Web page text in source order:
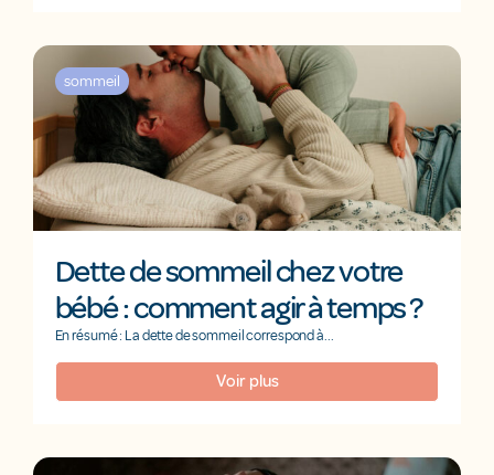
Dette de sommeil chez votre
bébé : comment agir à temps ?
En résumé : La dette de sommeil correspond à...
Voir plus
sommeil